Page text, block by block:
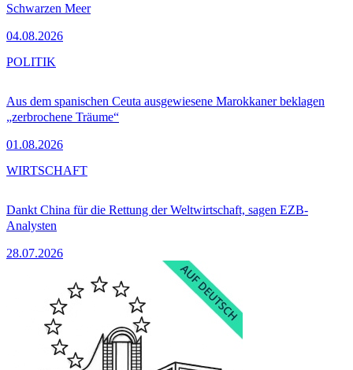
Schwarzen Meer
04.08.2026
Aus dem spanischen Ceuta ausgewiesene Marokkaner beklagen
„zerbrochene Träume“
01.08.2026
POLITIK
Dankt China für die Rettung der Weltwirtschaft, sagen EZB-
Analysten
28.07.2026
WIRTSCHAFT